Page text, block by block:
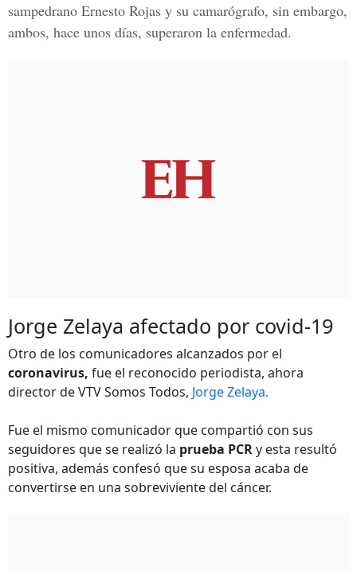
sampedrano Ernesto Rojas y su camarógrafo, sin embargo,
ambos, hace unos días, superaron la enfermedad.
Jorge Zelaya afectado por covid-19
Otro de los comunicadores alcanzados por el
coronavirus, fue el reconocido periodista, ahora
director de VTV Somos Todos, Jorge Zelaya.
Fue el mismo comunicador que compartió con sus
seguidores que se realizó la prueba PCRy esta resultó
positiva, además confesó que su esposa acaba de
convertirse en una sobreviviente del cáncer.